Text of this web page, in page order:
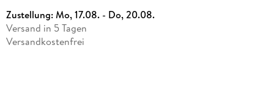
Zustellung:Mo, 17.08. - Do, 20.08.
Versand in 5 Tagen
Versandkostenfrei